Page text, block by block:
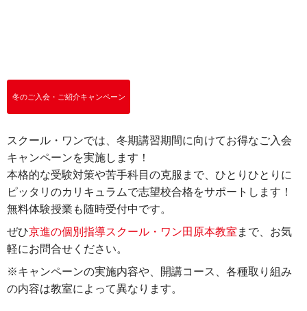
冬のご入会・ご紹介キャンペーン
スクール・ワンでは、冬期講習期間に向けてお得なご入会
キャンペーンを実施します！
本格的な受験対策や苦手科目の克服まで、ひとりひとりに
ピッタリのカリキュラムで志望校合格をサポートします！
無料体験授業も随時受付中です。
ぜひ京進の個別指導スクール・ワン田原本教室 まで、お気
軽にお問合せください。
※キャンペーンの実施内容や、開講コース、各種取り組み
の内容は教室によって異なります。